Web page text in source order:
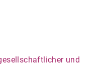
und